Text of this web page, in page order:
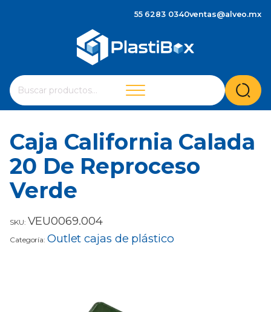
55 6283 0340ventas@alveo.mx
Buscar
por:
Cuando hay resultados autocompletados, puedes
Caja California Calada
20 De Reproceso
Verde
SKU: VEU0069.004
Categoría: Outlet cajas de plástico